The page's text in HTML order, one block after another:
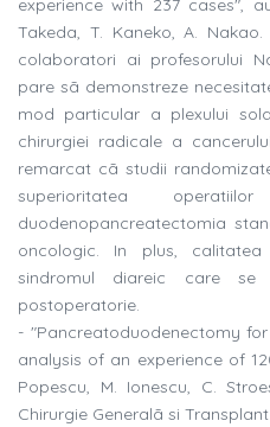
experience with 237 cases",
Takeda, T. Kaneko, A.
colaboratori ai profesorului
pare sã demonstreze
mod particular a plexului
chirurgiei radicale a
remarcat cã studii
superioritatea
duodenopancreatectomia
oncologic. In plus,
sindromul diareic care
postoperatorie.
- "Pancreatoduodenectomy
analysis of an experience of
Popescu, M. Ionescu, C.
Chirurgie Generalã si